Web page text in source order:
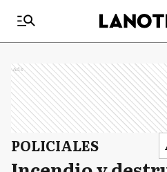
Ads
POLICIALES